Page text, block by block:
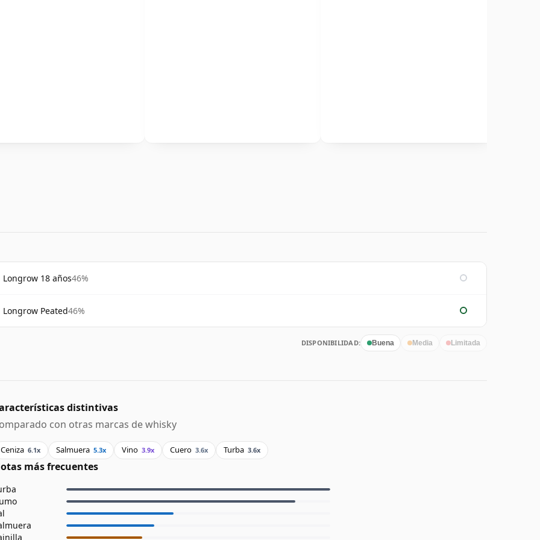
Longrow 18 años46%
Longrow Peated46%
DISPONIBILIDAD: Buena Media Limitada
distintivas
con otras marcas de whisky
Ceniza 6.1x Salmuera 5.3x Vino 3.9x Cuero 3.6x Turba 3.6x
más frecuentes